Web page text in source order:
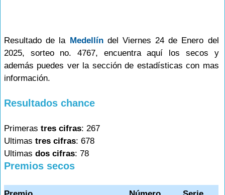
Resultado de la Medellíndel Viernes 24 de Enero del
2025, sorteo no. 4767, encuentra aquí los secos y
además puedes ver la sección de estadísticas con mas
información.
Resultados chance
Primeras tres cifras: 267
Ultimas tres cifras: 678
Ultimas dos cifras: 78
Premios secos